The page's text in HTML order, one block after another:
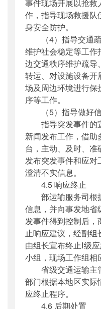
事件现场开展以抢救
作，指导现场救援队
身安全防护。
（4）指导交通疏
维护社会稳定等工作
边交通秩序维护疏导
转运、对设施设备
场及周边环境进行
序等工作。
（5）指导做好信
指导突发事件的
新闻发布工作，借
台，主动、及时、
发布突发事件和应对
澄清不实信息。
4.5 响应终止
部运输服务司根
信息，并向事发地省
发事件得到控制后
止响应建议，经副组
由组长宣布终止Ⅰ级
小组，现场工作组相
省级交通运输主
部门根据本地区实际
应终止程序。
4.6 后期处置